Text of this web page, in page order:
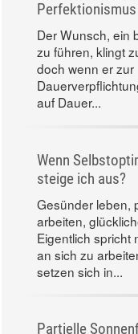
Der Wunsch, ein
zu führen, klingt
doch wenn er zur
auf Dauer...
Wenn
steige ich aus?
Gesünder leben,
arbeiten,
Eigentlich spricht
an sich zu
setzen sich in...
Partielle